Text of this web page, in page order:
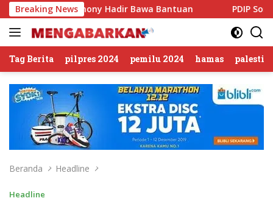
Langsung
ke
konten
Breaking News
Anthony Hadir Bawa Bantuan PDIP Somasi KWP
Tag Berita pilpres 2024 pemilu 2024 hamas
Beranda Headline
Headline